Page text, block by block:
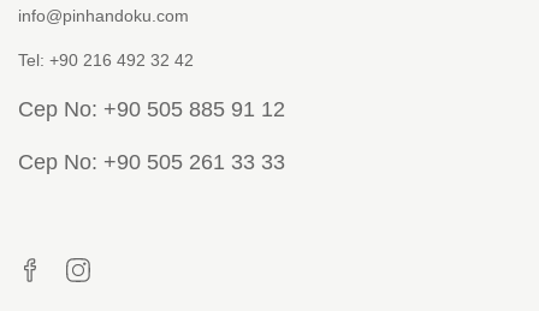
info@pinhandoku.com
Tel: +90 216 492 32 42
Cep No: +90 505 885 91 12
Cep No: +90 505 261 33 33